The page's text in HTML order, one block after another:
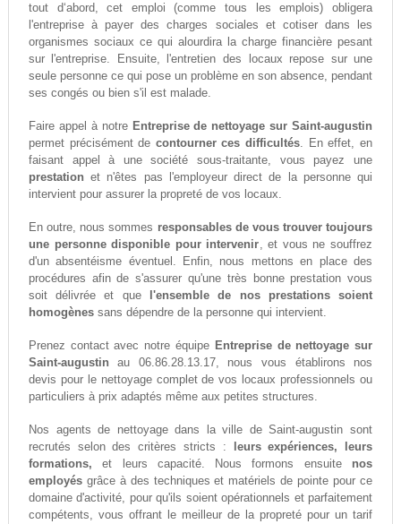
tout d‘abord, cet emploi (comme tous les emplois) obligera
l'entreprise à payer des charges sociales et cotiser dans les
organismes sociaux ce qui alourdira la charge financière pesant
sur l'entreprise. Ensuite, l'entretien des locaux repose sur une
seule personne ce qui pose un problème en son absence, pendant
ses congés ou bien s'il est malade.
Faire appel à notre Entreprise de nettoyage sur Saint-augustin
permet précisément de contourner ces difficultés. En effet, en
faisant appel à une société sous-traitante, vous payez une
prestation et n'êtes pas l'employeur direct de la personne qui
intervient pour assurer la propreté de vos locaux.
En outre, nous sommes responsables de vous trouver toujours
une personne disponible pour intervenir, et vous ne souffrez
d'un absentéisme éventuel. Enfin, nous mettons en place des
procédures afin de s'assurer qu'une très bonne prestation vous
soit délivrée et que
l'ensemble de nos prestations soient
homogènessans dépendre de la personne qui intervient.
Prenez contact avec notre équipe Entreprise de nettoyage sur
Saint-augustin au 06.86.28.13.17, nous vous établirons nos
devis pour le nettoyage complet de vos locaux professionnels ou
particuliers à prix adaptés même aux petites structures.
Nos agents de nettoyage dans la ville de Saint-augustin sont
recrutés selon des critères stricts :
leurs expériences, leurs
formations, et leurs capacité. Nous formons ensuite nos
employésgrâce à des techniques et matériels de pointe pour ce
domaine d'activité, pour qu'ils soient opérationnels et parfaitement
compétents, vous offrant le meilleur de la propreté pour un tarif